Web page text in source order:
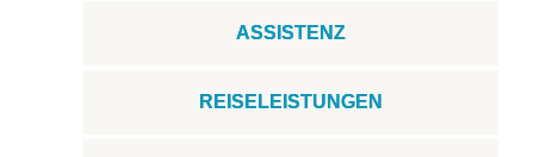
ASSISTENZ
REISELEISTUNGEN